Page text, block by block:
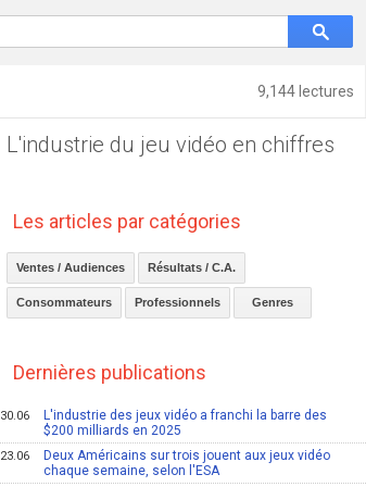
9,144 lectures
L'industrie du jeu vidéo en chiffres
Les articles par catégories
Ventes / Audiences Résultats / C.A.
Consommateurs Professionnels Genres
Dernières publications
30.06
L'industrie des jeux vidéo a franchi la barre des
$200 milliards en 2025
23.06
Deux Américains sur trois jouent aux jeux vidéo
chaque semaine, selon l'ESA